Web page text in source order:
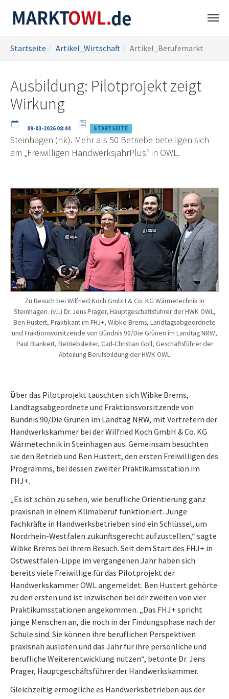
Hauptinhalt
sind
Startseite Artikel_Wirtschaft Artikel_Berufemarkt
Ausbildung: Pilotprojekt zeigt
Wirkung
09-03-2026 08:44 STARTSEITE
Steinhagen (hk). Mehr als 50 Betriebe beteiligen sich
am „Freiwilligen HandwerksjahrPlus“ in OWL.
Zu Besuch bei Wilfried Koch GmbH & Co. KG Wärmetechnik in
Steinhagen. (v.l.) Dr. Jens Prager, Hauptgeschäftsführer der HWK OWL,
Ben Hustert, Praktikant im FHJ+, Wibke Brems, Landtagsabgeordnete
und Fraktionsvorsitzende von Bündnis 90/Die Grünen im Landtag NRW,
Paul Blankert, Betriebsleiter, Carl-Christian Goll, Geschäftsführer der
Abteilung Berufsbildung der HWK OWL
Über das Pilotprojekt tauschten sich Wibke Brems,
Landtagsabgeordnete und Fraktionsvorsitzende von
Bündnis 90/Die Grünen im Landtag NRW, mit Vertretern der
Handwerkskammer bei der Wilfried Koch GmbH & Co. KG
Wärmetechnik in Steinhagen aus. Gemeinsam besuchten
sie den Betrieb und Ben Hustert, den ersten Freiwilligen des
Programms, bei dessen zweiter Praktikumsstation im
FHJ+.
„Es ist schön zu sehen, wie berufliche Orientierung ganz
praxisnah in einem Klimaberuf funktioniert. Junge
Fachkräfte in Handwerksbetrieben sind ein Schlüssel, um
Nordrhein-Westfalen zukunftsgerecht aufzustellen,“ sagte
Wibke Brems bei ihrem Besuch. Seit dem Start des FHJ+ in
Ostwestfalen-Lippe im vergangenen Jahr haben sich
bereits viele Freiwillige für das Pilotprojekt der
Handwerkskammer OWL angemeldet. Ben Hustert gehörte
zu den ersten und ist inzwischen bei der zweiten von vier
Praktikumsstationen angekommen. „Das FHJ+ spricht
junge Menschen an, die noch in der Findungsphase nach der
Schule sind. Sie können ihre beruflichen Perspektiven
praxisnah ausloten und das Jahr für ihre persönliche und
berufliche Weiterentwicklung nutzen“, betonte Dr. Jens
Prager, Hauptgeschäftsführer der Handwerkskammer.
Gleichzeitig ermögliche es Handwerksbetrieben aus der